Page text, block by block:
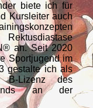
biete ich für
Kursleiter auch
an. Seit 2020
Sportjugend im
gestalte ich als
B-Lizenz des
an der